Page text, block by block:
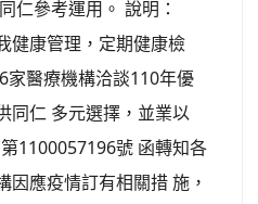
仁參考運用。 說明：
健康管理，定期健康檢
家醫療機構洽談110年優
同仁 多元選擇，並業以
1100057196號 函轉知各
因應疫情訂有相關措 施，